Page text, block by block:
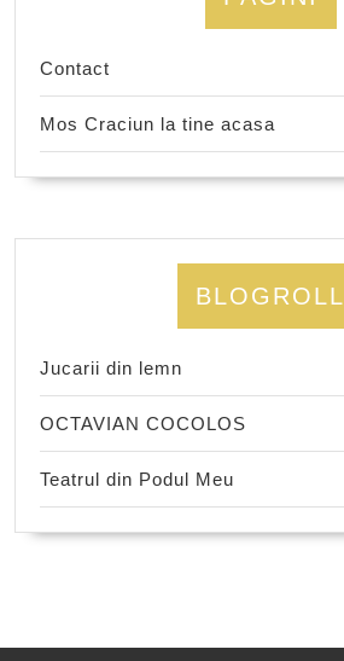
Contact
Mos Craciun la tine acasa
BLOGROLL
Jucarii din lemn
OCTAVIAN COCOLOS
Teatrul din Podul Meu